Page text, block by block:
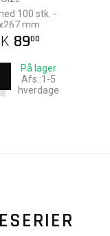
100 stk. -
mm
8900
På lager
Afs.:1-5
hverdage